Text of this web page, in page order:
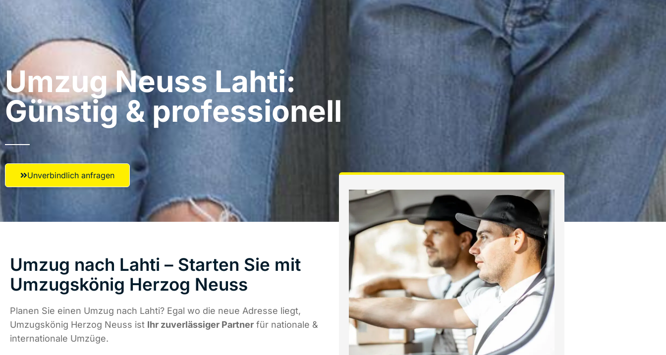
Umzug Neuss​ Lahti:
Günstig & professionell​
Unverbindlich anfragen
Umzug nach Lahti – Starten Sie mit
Umzugskönig Herzog Neuss
Planen Sie einen Umzug nach Lahti? Egal wo die neue Adresse liegt,
Umzugskönig Herzog Neuss ist Ihr zuverlässiger Partner für nationale &
internationale Umzüge.